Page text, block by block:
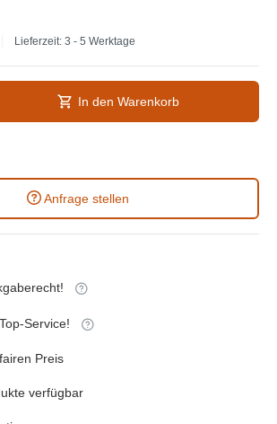
Lieferzeit: 3 - 5 Werktage
In den Warenkorb
Anfrage stellen
Service!
Preis
verfügbar